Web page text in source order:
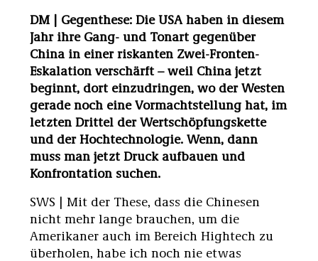
DM | Gegenthese: Die USA haben in diesem
Jahr ihre Gang- und Tonart gegenüber
China in einer riskanten Zwei-Fronten-
Eskalation verschärft – weil China jetzt
beginnt, dort einzudringen, wo der Westen
gerade noch eine Vormachtstellung hat, im
letzten Drittel der Wertschöpfungskette
und der Hochtechnologie. Wenn, dann
muss man jetzt Druck aufbauen und
Konfrontation suchen.
SWS | Mit der These, dass die Chinesen
nicht mehr lange brauchen, um die
Amerikaner auch im Bereich Hightech zu
überholen, habe ich noch nie etwas